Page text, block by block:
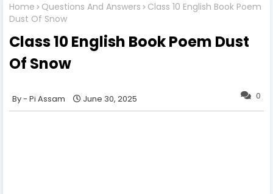
Home Questions And Answers
Class 10 English Book Poem
Dust Of Snow
Class 10 English Book Poem Dust
Of Snow
0
Pi Assam June 30, 2025